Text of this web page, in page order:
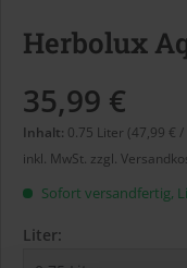
Herbolux
35,99 €
Inhalt: 0.75 Liter (47,99 €
inkl. MwSt. zzgl.
Sofort versandfertig,
Liter: